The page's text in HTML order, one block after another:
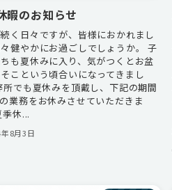
暇のお知らせ
く日々ですが、皆様におかれまし
健やかにお過ごしでしょうか。 子
も夏休みに入り、気がつくとお盆
こという頃合いになってきまし
所でも夏休みを頂戴し、下記の期間
業務をお休みさせていただきま
季休...
8月3日